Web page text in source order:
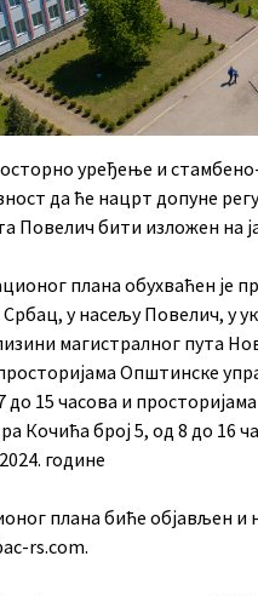
уређење и
да ће нацрт допуне
Повелич бити изложен на
плана обухваћен је
у насељу Повелич, у
магистралног пута
Општинске
15 часова и
Кочића број 5, од 8 до 16
године
плана биће објављен
rs.com.